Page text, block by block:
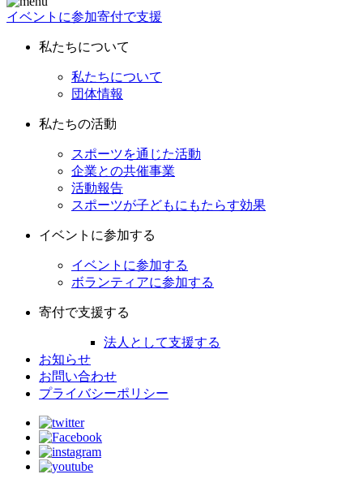
イベントに参加寄付で支援
私たちについて
私たちについて
団体情報
私たちの活動
スポーツを通じた活動
企業との共催事業
活動報告
スポーツが子どもにもたらす効果
イベントに参加する
イベントに参加する
ボランティアに参加する
寄付で支援する
法人として支援する
お知らせ
お問い合わせ
プライバシーポリシー